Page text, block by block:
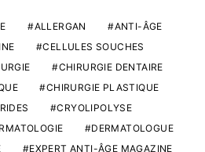
ALLERGAN
ANTI-ÂGE
CELLULES SOUCHES
CHIRURGIE DENTAIRE
CHIRURGIE PLASTIQUE
CRYOLIPOLYSE
DERMATOLOGUE
EXPERT ANTI-ÂGE MAGAZINE